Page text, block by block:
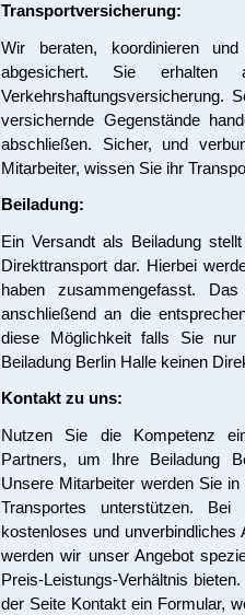
Transportversicherung:
Wir beraten, koordinieren
abgesichert. Sie erhalten
versichernde Gegenstände
abschließen. Sicher, und
Mitarbeiter, wissen Sie ihr
Beiladung:
Ein Versandt als Beiladung
Direkttransport dar. Hierbei
haben zusammengefasst.
anschließend an die
diese Möglichkeit falls Sie nur
Beiladung Berlin Halle keinen
Kontakt zu uns:
Nutzen Sie die Kompetenz
Partners, um Ihre Beiladung
Unsere Mitarbeiter werden Sie
Transportes unterstützen.
kostenloses und unverbindliches
werden wir unser Angebot
Preis-Leistungs-Verhältnis
der Seite Kontakt ein Formular,